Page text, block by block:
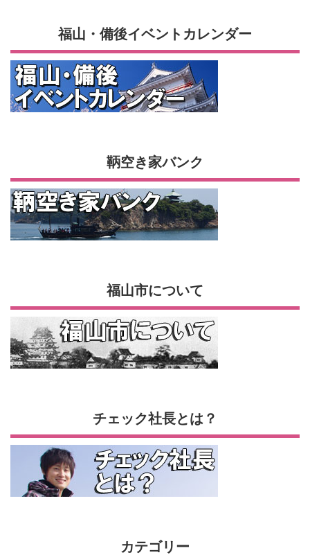
福山・備後イベントカレンダー
鞆空き家バンク
福山市について
チェック社長とは？
カテゴリー